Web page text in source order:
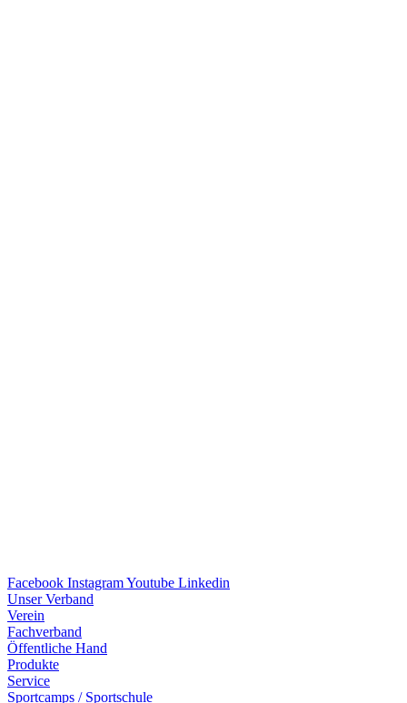
Facebook InstagramYoutube Linkedin
Unser Verband
Verein
Fach­ver­band
Öffent­li­che Hand
Produkte
Service
Sport­camps / Sportschule